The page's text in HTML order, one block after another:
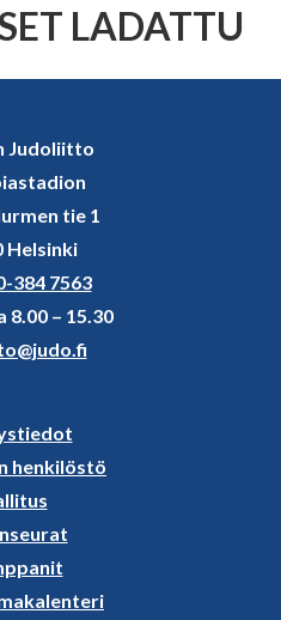
LADATTU
Judoliitto
tie 1
Helsinki
384 7563
– 15.30
henkilöstö